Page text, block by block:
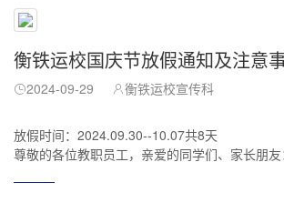
9月26日，24级学生前往长沙方特东方神画开展
文明”主题社会实践教育活动
9月28日晚，“铭记光辉历程，共庆祖国华诞”衡
立75周年活动暨迎新音乐会
我校教务处组织各班级学习委员进行“踏实严谨，
衡铁运校国庆节放假通知及注意
2024-09-29 衡铁运校宣传科
放假时间：2024.09.30--10.07共8天
尊敬的各位教职员工，亲爱的同学们、家长朋